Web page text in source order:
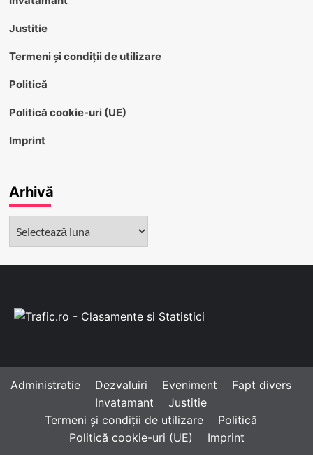
Justitie
Termeni și condiții de utilizare
Politică
Politică cookie-uri (UE)
Imprint
Arhivă
Administratie Dezvaluiri Eveniment
Fapt divers
Invatamant
Justitie
Termeni și condiții de utilizare
Politică
Politică cookie-uri (UE)
Imprint